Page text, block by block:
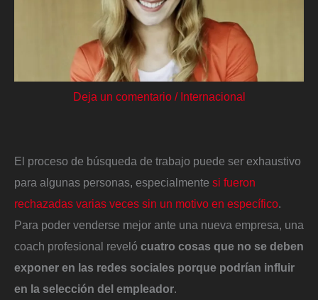
Deja un comentario / Internacional
El proceso de búsqueda de trabajo puede ser exhaustivo
para algunas personas, especialmente si fueron
rechazadas varias veces sin un motivo en específico.
Para poder venderse mejor ante una nueva empresa, una
coach profesional reveló cuatro cosas que no se deben
exponer en las redes sociales porque podrían influir
en la selección del empleador.